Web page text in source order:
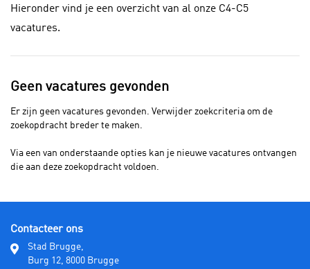
Hieronder vind je een overzicht van al onze C4-C5
vacatures.
Geen vacatures gevonden
Er zijn geen vacatures gevonden. Verwijder zoekcriteria om de
zoekopdracht breder te maken.
Via een van onderstaande opties kan je nieuwe vacatures ontvangen
die aan deze zoekopdracht voldoen.
Contacteer ons
Stad Brugge,
Burg 12, 8000 Brugge